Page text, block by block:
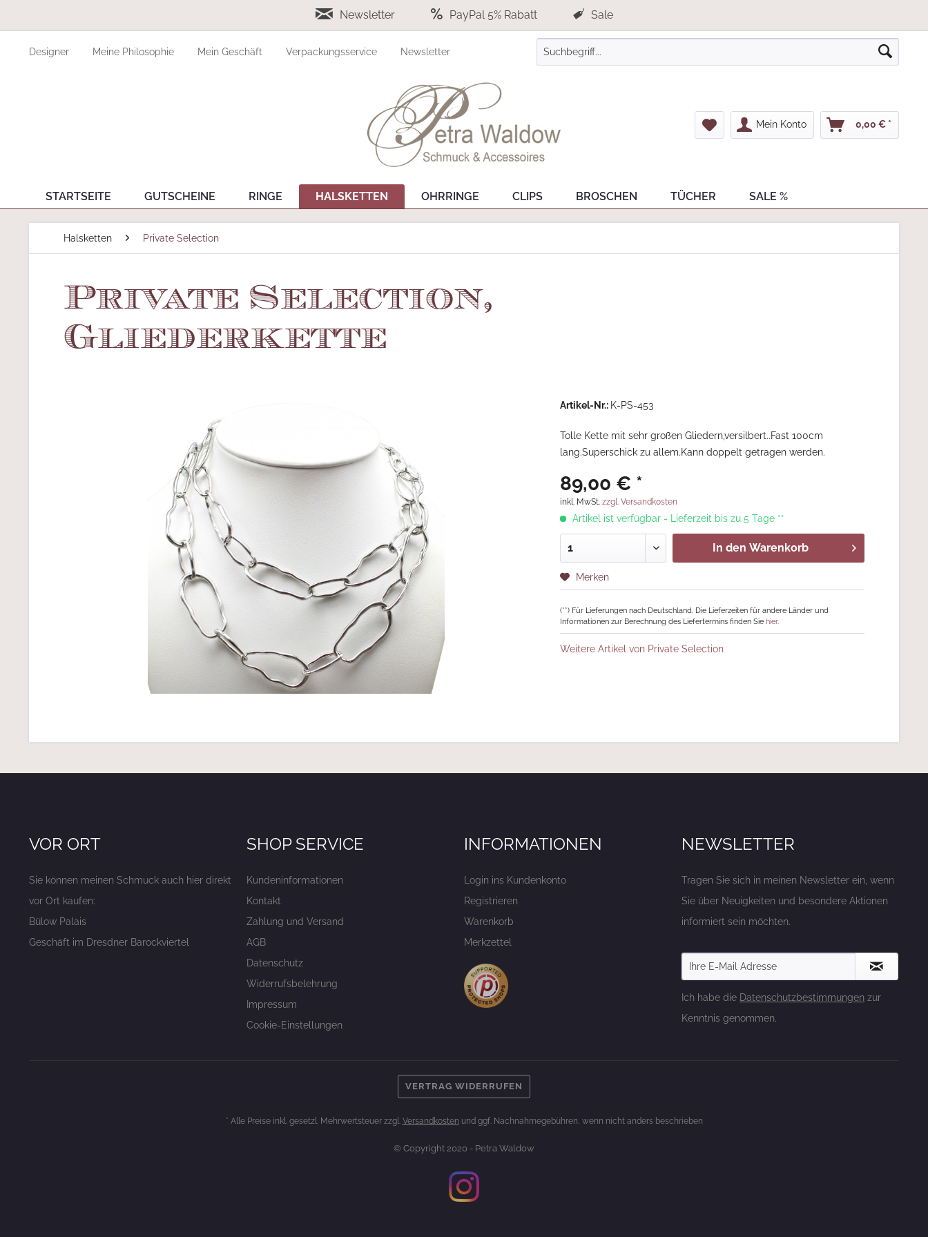
Newsletter PayPal 5% Rabatt Sale
Designer Meine Philosophie Mein Geschäft Verpackungsservice Newsletter
Mein Konto 0,00 € *
STARTSEITE GUTSCHEINE RINGE HALSKETTEN OHRRINGE CLIPS BROSCHEN TÜCHER SALE %
Halsketten Private Selection
Private Selection,
Gliederkette
Artikel-Nr.: K-PS-453
Tolle Kette mit sehr großen Gliedern,versilbert..Fast 100cm
lang.Superschick zu allem.Kann doppelt getragen werden.
89,00 € *
inkl. MwSt.zzgl. Versandkosten
Artikel ist verfügbar - Lieferzeit bis zu 5 Tage **
In den Warenkorb
Merken
(**) Für Lieferungen nach Deutschland. Die Lieferzeiten für andere Länder und
Informationen zur Berechnung des Liefertermins finden Siehier.
Weitere Artikel von Private Selection
VOR ORT
Sie können meinen Schmuck auch hier direkt
vor Ort kaufen:
Bülow Palais
Geschäft im Dresdner Barockviertel
SHOP SERVICE
Kundeninformationen
Kontakt
Zahlung und Versand
AGB
Datenschutz
Widerrufsbelehrung
Impressum
Cookie-Einstellungen
INFORMATIONEN
Login ins Kundenkonto
Registrieren
Warenkorb
Merkzettel
NEWSLETTER
Tragen Sie sich in meinen Newsletter ein, wenn
Sie über Neuigkeiten und besondere Aktionen
informiert sein möchten.
Ich habe die Datenschutzbestimmungen zur
Kenntnis genommen.
VERTRAG WIDERRUFEN
* Alle Preise inkl. gesetzl. Mehrwertsteuer zzgl. Versandkosten und ggf. Nachnahmegebühren, wenn nicht anders beschrieben
© Copyright 2020 - Petra Waldow